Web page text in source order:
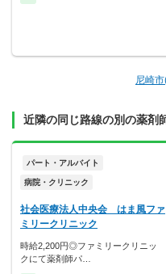
尼崎
近隣の同じ路線の別の薬剤
パート・アルバイト
病院・クリニック
社会医療法人中央会 はま風ファ
ミリークリニック
時給2,200円◎ファミリークリニッ
クにて薬剤師パ…